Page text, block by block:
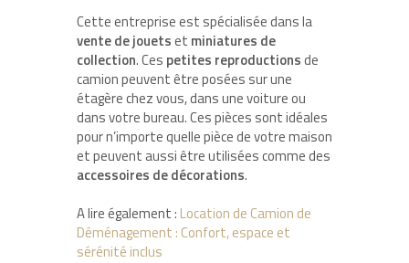
Cette entreprise est spécialisée dans la
vente de jouetset miniatures de
collection. Ces petites reproductionsde
camion peuvent être posées sur une
étagère chez vous, dans une voiture ou
dans votre bureau. Ces pièces sont idéales
pour n’importe quelle pièce de votre maison
et peuvent aussi être utilisées comme des
accessoires de décorations.
A lire également : Location de Camion de
Déménagement : Confort, espace et
sérénité inclus